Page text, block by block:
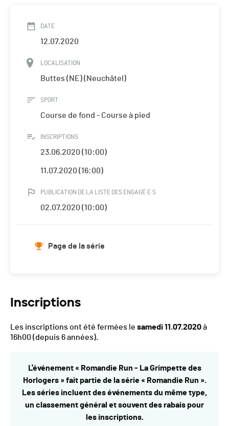
DATE
12.07.2020
LOCALISATION
Buttes (NE) (Neuchâtel)
SPORT
Course de fond - Course à pied
INSCRIPTIONS
23.06.2020 (10:00)
11.07.2020 (16:00)
PUBLICATION DE LA LISTE DES ENGAGÉ·E·S
02.07.2020 (10:00)
Page de la série
Inscriptions
Les inscriptions ont été fermées le samedi 11.07.2020à
16h00 (depuis 6 années).
L'événement « Romandie Run - La Grimpette des
Horlogers » fait partie de la série « Romandie Run ».
Les séries incluent des événements du même type,
un classement général et souvent des rabais pour
les inscriptions.